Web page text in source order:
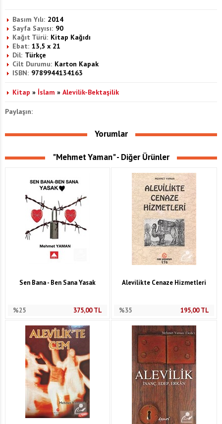
Basım Yılı: 2014
Sayfa Sayısı: 90
Kağıt Türü: Kitap Kağıdı
Ebat: 13,5 x 21
Dil: Türkçe
Cilt Durumu: Karton Kapak
ISBN: 9789944134163
Kitap » İslam » Alevilik-Bektaşilik
Paylaşın:
Yorumlar
"Mehmet Yaman" - Diğer Ürünler
Sen Bana - Ben Sana Yasak
%25 375,00TL
Alevilikte Cenaze Hizmetleri
%35 195,00TL